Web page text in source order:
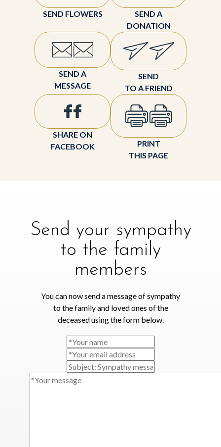
SEND FLOWERS
SEND A
DONATION
SEND A
MESSAGE
SEND
TO A FRIEND
SHARE ON
FACEBOOK
PRINT
THIS PAGE
Send your sympathy
to the family
members
You can now send a message of sympathy
to the family and loved ones of the
deceased using the form below.